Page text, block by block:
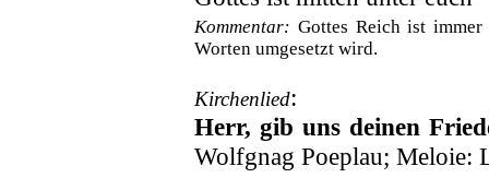
Kommentar: Gottes Reich ist
Worten umgesetzt wird.
Kirchenlied:
Herr, gib uns deinen
Wolfgnag Poeplau; Meloie: